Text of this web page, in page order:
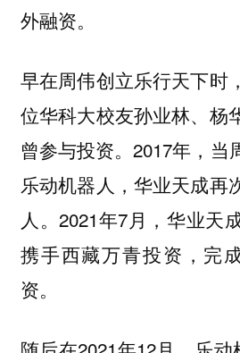
外融资。
早在周伟创立乐行天下时
位华科大校友孙业林、杨
曾参与投资。2017年，当
乐动机器人，华业天成再
人。2021年7月，华业天
携手西藏万青投资，完
资。